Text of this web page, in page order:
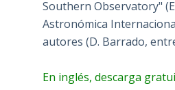
Southern Observatory"
Astronómica
autores (D. Barrado,
En inglés, descarga